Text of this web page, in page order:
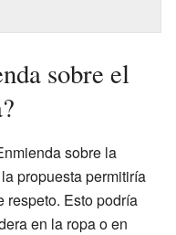
sobre el
sobre la
propuesta permitiría
respeto. Esto podría
en la ropa o en